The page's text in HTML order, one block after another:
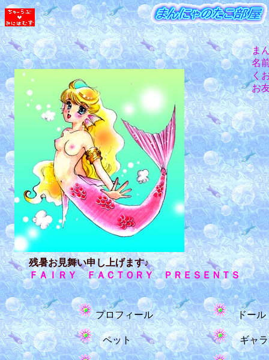
ま
名
く
お
残暑お見舞い申し上げます♪
ＦＡＩＲＹ ＦＡＣＴＯＲＹ ＰＲＥＳＥＮＴＳ
プロフィール ドー
ペット ギャラ